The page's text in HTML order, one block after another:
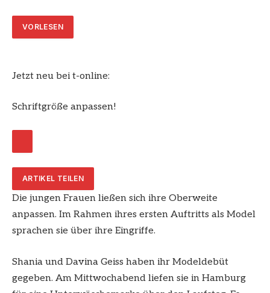
VORLESEN
Jetzt neu bei t-online:
Schriftgröße anpassen!
ARTIKEL TEILEN
Die jungen Frauen ließen sich ihre Oberweite
anpassen. Im Rahmen ihres ersten Auftritts als Model
sprachen sie über ihre Eingriffe.
Shania und Davina Geiss haben ihr Modeldebüt
gegeben. Am Mittwochabend liefen sie in Hamburg